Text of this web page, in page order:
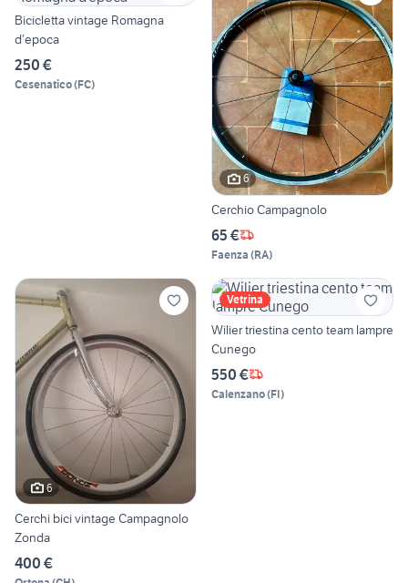
Bicicletta vintage Romagna
d’epoca
250 €
Cesenatico(FC)
6
Cerchio Campagnolo
65 €
Faenza (RA)
6
Cerchi bici vintage Campagnolo
Zonda
400 €
Vetrina
Wilier triestina cento team lampre
Cunego
550 €
Calenzano(FI)